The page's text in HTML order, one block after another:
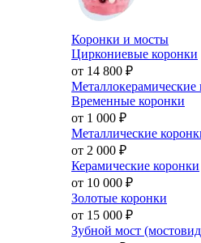
Коронки и мосты
Циркониевые коронки
от 14 800 ₽
Металлокерамические
Временные коронки
от 1 000 ₽
Металлические
от 2 000 ₽
Керамические коронки
от 10 000 ₽
Золотые коронки
от 15 000 ₽
Зубной мост